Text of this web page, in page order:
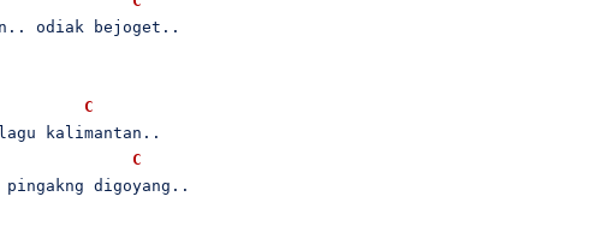
odiak bejoget..
C
kalimantan..
C
digoyang..